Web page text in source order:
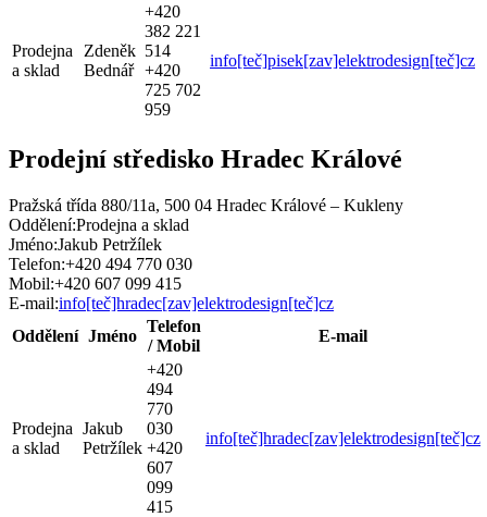
Prodejna
a sklad
Zdeněk
Bednář
+420
382 221
514
+420
725 702
959
info[teč]pisek[zav]elektrodesign[teč]cz
Prodejní středisko Hradec Králové
Pražská třída 880/11a, 500 04 Hradec Králové – Kukleny
Oddělení:Prodejna a sklad
Jméno:Jakub Petržílek
Telefon:+420 494 770 030
Mobil:+420 607 099 415
E-mail:info[teč]hradec[zav]elektrodesign[teč]cz
Oddělení Jméno
Telefon
/ Mobil
E-mail
Prodejna
a sklad
Jakub
Petržílek
+420
494
770
030
+420
607
099
415
info[teč]hradec[zav]elektrodesign[teč]cz